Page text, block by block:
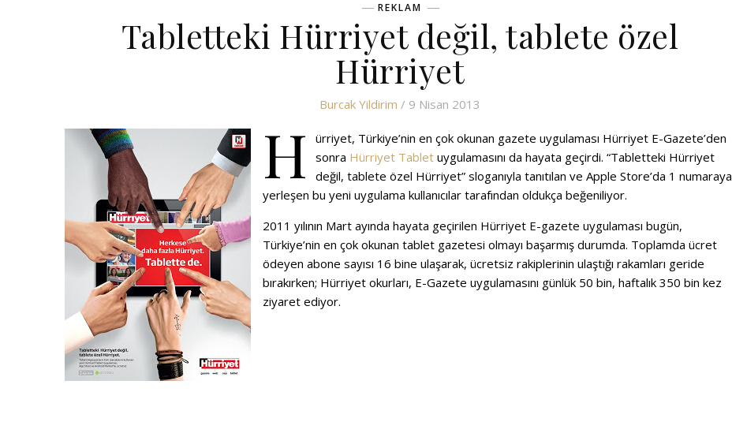
REKLAM
Tabletteki Hürriyet değil, tablete özel
Hürriyet
Burcak Yildirim / 9 Nisan 2013
H
ürriyet, Türkiye’nin en çok okunan gazete uygulaması Hürriyet E-Gazete’den
sonra Hürriyet Tablet uygulamasını da hayata geçirdi. “Tabletteki Hürriyet
değil, tablete özel Hürriyet” sloganıyla tanıtılan ve Apple Store’da 1 numaraya
yerleşen bu yeni uygulama kullanıcılar tarafından oldukça beğeniliyor.
2011 yılının Mart ayında hayata geçirilen Hürriyet E-gazete uygulaması bugün,
Türkiye’nin en çok okunan tablet gazetesi olmayı başarmış durumda. Toplamda ücret
ödeyen abone sayısı 16 bine ulaşarak, ücretsiz rakiplerinin ulaştığı rakamları geride
bırakırken; Hürriyet okurları, E-Gazete uygulamasını günlük 50 bin, haftalık 350 bin kez
ziyaret ediyor.